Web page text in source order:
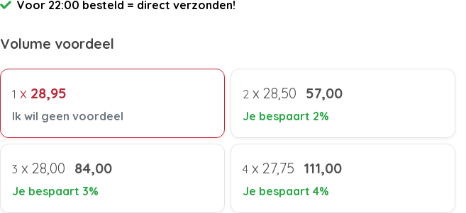
Voor 22:00 besteld = direct verzonden!
Volume voordeel
1 x 28,95
Ik wil geen voordeel
2 x 28,50 57,00
Je bespaart 2%
3 x 28,00 84,00
Je bespaart 3%
4 x 27,75 111,00
Je bespaart 4%